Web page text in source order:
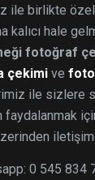
ile birlikte
kalıcı hale
fotoğraf
çekimi ve
ile sizlere
0 545 834